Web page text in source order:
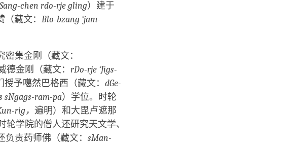
chen rdo-rje gling）建于
藏文： Blo-bzang ‘jam-
集金刚（藏文：
德金刚（藏文： rDo-rje ‘Jigs-
予噶然巴格西（藏文： dGe-
sNgags-ram-pa）学位。时轮
rig， 遍明）和大毘卢遮那
轮学院的僧人还研究天文学、
责药师佛（藏文： sMan-